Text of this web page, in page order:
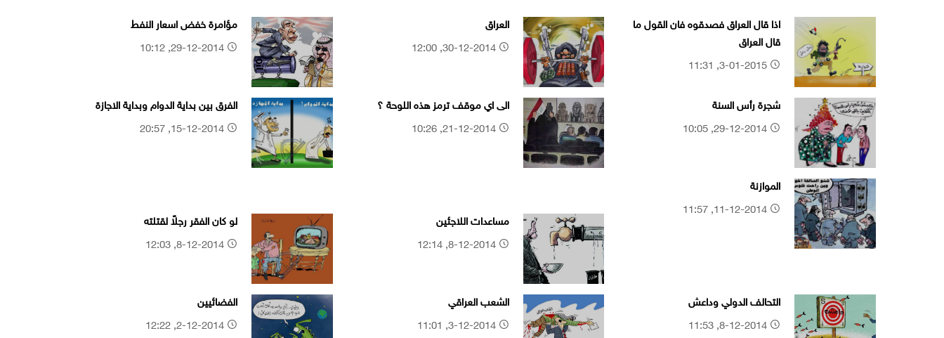
اذا قال العراق فصدقوه فان القول ما
قال العراق
العراق
30-12-2014, 12:00
مؤامرة خفض اسعار النفط
شجرة رأس السنة
الى اي موقف ترمز هذه اللوحة ؟
21-12-2014, 10:26
الفرق بين بداية الدوام وبداية الاجازة
الموازنة
مساعدات اللاجئين
8-12-2014, 12:14
لو كان الفقر رجلاً لقتلته
التحالف الدولي وداعش
الشعب العراقي
3-12-2014, 11:01
الفضائيين